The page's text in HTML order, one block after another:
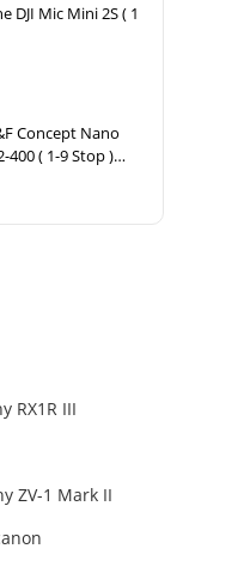
DJI Mic Mini 2S ( 1
Concept Nano
400 ( 1-9 Stop )
RX1R III
ZV-1 Mark II